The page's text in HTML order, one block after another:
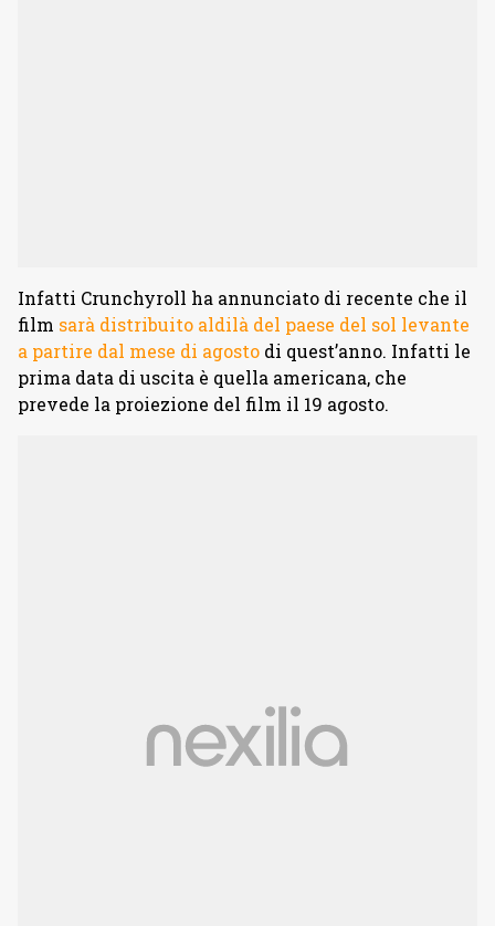
Infatti Crunchyroll ha annunciato di recente che il
film sarà distribuito aldilà del paese del sol levante
a partire dal mese di agosto di quest’anno. Infatti le
prima data di uscita è quella americana, che
prevede la proiezione del film il 19 agosto.